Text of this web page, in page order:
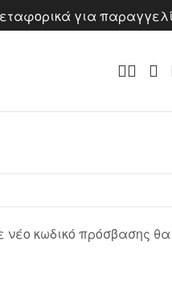
για
νέο κωδικό πρόσβασης θα